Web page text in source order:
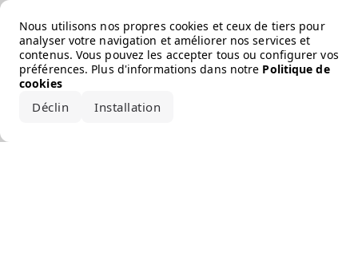
Nous utilisons nos propres cookies et ceux de tiers pour
analyser votre navigation et améliorer nos services et
contenus. Vous pouvez les accepter tous ou configurer vos
préférences. Plus d'informations dans notre Politique de
cookies
Déclin Installation
Error loading the brand